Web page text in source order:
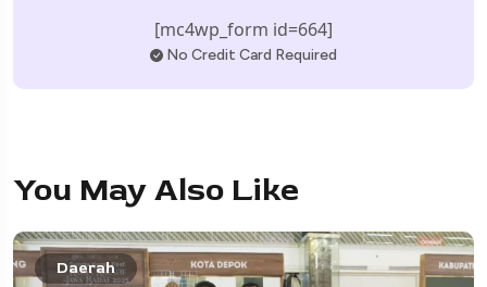
[mc4wp_form id=664]
No Credit Card Required
You May Also Like
Daerah